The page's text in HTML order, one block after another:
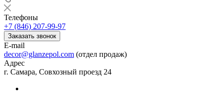
Телефоны
+7 (846) 207-99-97
Заказать звонок
E-mail
decor@glanzepol.com (отдел продаж)
Адрес
г. Самара, Совхозный проезд 24